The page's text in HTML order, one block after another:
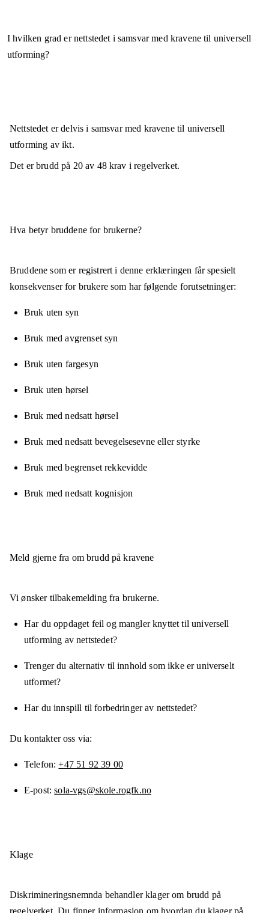
I hvilken grad er nettstedet i samsvar med kravene til universell
utforming?
Nettstedet erdelvis i samsvarmed kravene til universell
utforming av ikt.
Det er brudd på 20av 48krav i regelverket.
Hva betyr bruddene for brukerne?
Bruddene som er registrert i denne erklæringen får spesielt
konsekvenser for brukere som har følgende forutsetninger:
Bruk uten syn
Bruk med avgrenset syn
Bruk uten fargesyn
Bruk uten hørsel
Bruk med nedsatt hørsel
Bruk med nedsatt bevegelsesevne eller styrke
Bruk med begrenset rekkevidde
Bruk med nedsatt kognisjon
Meld gjerne fra om brudd på kravene
Vi ønsker tilbakemelding fra brukerne.
Har du oppdaget feil og mangler knyttet til universell
utforming av nettstedet?
Trenger du alternativ til innhold som ikke er universelt
utformet?
Har du innspill til forbedringer av nettstedet?
Du kontakter oss via:
Telefon +47 51 92 39 00
E-post sola-vgs@skole.rogfk.no
Klage
Diskrimineringsnemnda behandler klager om brudd på